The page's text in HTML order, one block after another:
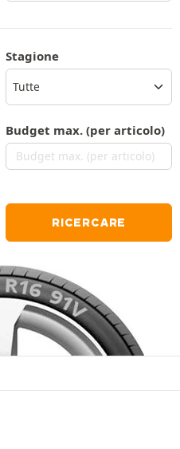
Stagione
Budget max. (per articolo)
RICERCARE